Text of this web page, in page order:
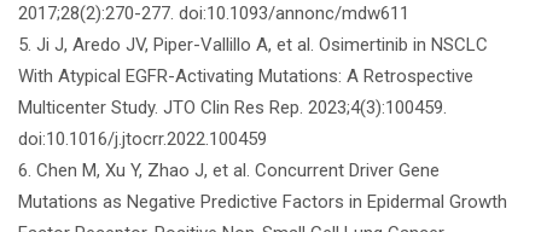
2017;28(2):270-277. doi:10.1093/annonc/mdw611
5. Ji J, Aredo JV, Piper-Vallillo A, et al. Osimertinib in NSCLC
With Atypical EGFR-Activating Mutations: A Retrospective
Multicenter Study. JTO Clin Res Rep. 2023;4(3):100459.
doi:10.1016/j.jtocrr.2022.100459
6. Chen M, Xu Y, Zhao J, et al. Concurrent Driver Gene
Mutations as Negative Predictive Factors in Epidermal Growth